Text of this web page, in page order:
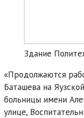
Здание
«Продолжаются
Баташева на
больницы имени
улице,